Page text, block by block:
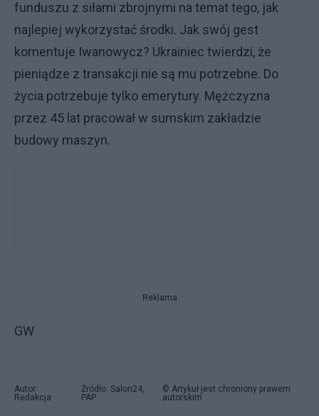
funduszu z siłami zbrojnymi na temat tego, jak
najlepiej wykorzystać środki. Jak swój gest
komentuje Iwanowycz? Ukrainiec twierdzi, że
pieniądze z transakcji nie są mu potrzebne. Do
życia potrzebuje tylko emerytury. Mężczyzna
przez 45 lat pracował w sumskim zakładzie
budowy maszyn.
Reklama
GW
Autor:
Redakcja
Źródło: Salon24,
PAP
© Artykuł jest chroniony prawem
autorskim